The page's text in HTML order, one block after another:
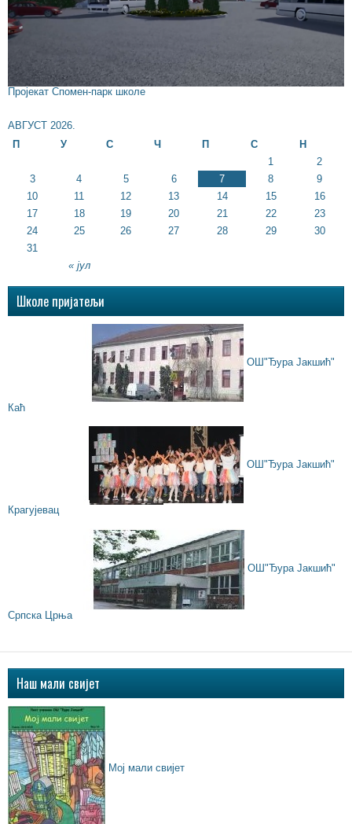
Пројекат Спомен-парк школе
АВГУСТ 2026.
П
У С Ч П С Н
« јул
1
2
3
4 5 6 7 8
9
10
11 12 13 14 15
16
17
18 19 20 21 22
23
24
25 26 27 28 29
30
31
Школе пријатељи
ОШ"Ђура Јакшић"
Каћ
ОШ"Ђура Јакшић"
Крагујевац
ОШ"Ђура Јакшић"
Српска Црња
Наш мали свијет
Мој мали свијет